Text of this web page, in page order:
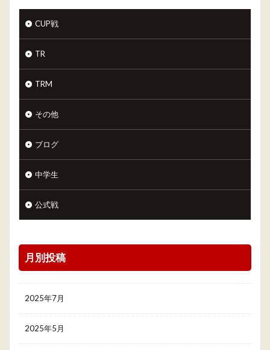
CUP戦
TR
TRM
その他
ブログ
中学生
公式戦
月別投稿
2025年7月
2025年5月